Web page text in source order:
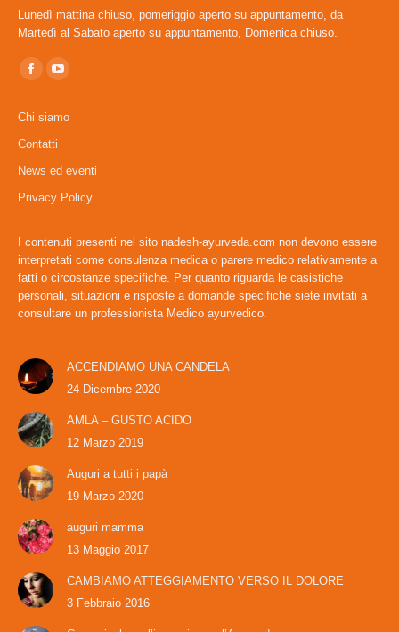
Lunedì mattina chiuso, pomeriggio aperto su appuntamento, da
Martedì al Sabato aperto su appuntamento, Domenica chiuso.
Ci puoi trovare su:
Facebook
opens
in
new
window
YouTube
opens
in
new
window
Chi siamo
Contatti
News ed eventi
Privacy Policy
I contenuti presenti nel sito nadesh-ayurveda.com non devono essere
interpretati come consulenza medica o parere medico relativamente a
fatti o circostanze specifiche. Per quanto riguarda le casistiche
personali, situazioni e risposte a domande specifiche siete invitati a
consultare un professionista Medico ayurvedico.
ACCENDIAMO UNA CANDELA
24 Dicembre 2020
AMLA – GUSTO ACIDO
12 Marzo 2019
Auguri a tutti i papà
19 Marzo 2020
auguri mamma
13 Maggio 2017
CAMBIAMO ATTEGGIAMENTO VERSO IL DOLORE
3 Febbraio 2016